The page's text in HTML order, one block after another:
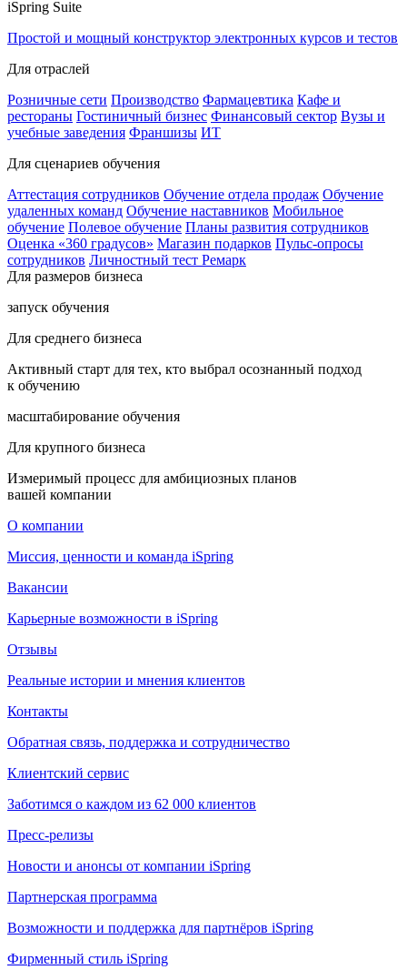
iSpring Suite
Простой и мощный конструктор электронных курсов и тестов
Для отраслей
Розничные сети Производство Фармацевтика Кафе и
рестораны Гостиничный бизнес Финансовый сектор Вузы и
учебные заведения Франшизы ИТ
Для сценариев обучения
Аттестация сотрудников Обучение отдела продаж Обучение
удаленных команд Обучение наставников Мобильное
обучение Полевое обучение Планы развития сотрудников
Оценка «360 градусов» Магазин подарков Пульс-опросы
сотрудников Личностный тест Ремарк
Для размеров бизнеса
запуск обучения
Для среднего бизнеса
Активный старт для тех, кто выбрал осознанный подход
к обучению
масштабирование обучения
Для крупного бизнеса
Измеримый процесс для амбициозных планов
вашей компании
О компании
Миссия, ценности и команда iSpring
Вакансии
Карьерные возможности в iSpring
Отзывы
Реальные истории и мнения клиентов
Контакты
Обратная связь, поддержка и сотрудничество
Клиентский сервис
Заботимся о каждом из 62 000 клиентов
Пресс-релизы
Новости и анонсы от компании iSpring
Партнерская программа
Возможности и поддержка для партнёров iSpring
Фирменный стиль iSpring